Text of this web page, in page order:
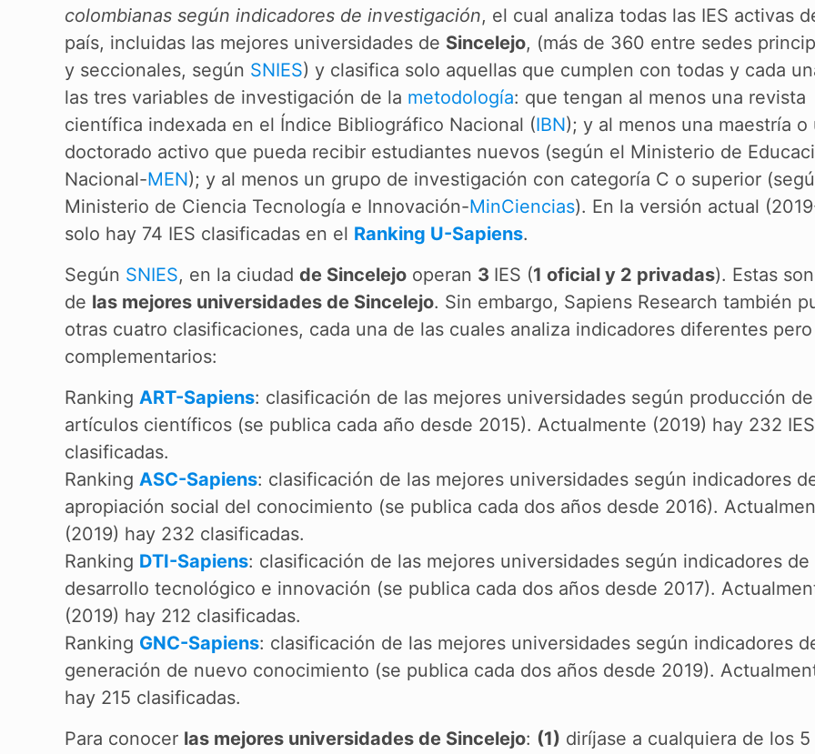
colombianas según indicadores de investigación, el cual analiza todas las IES activas
país, incluidas las mejores universidades de Sincelejo, (más de 360 entre sedes
y seccionales, según SNIES) y clasifica solo aquellas que cumplen con todas y cada
las tres variables de investigación de la metodología: que tengan al menos una revista
científica indexada en el Índice Bibliográfico Nacional (IBN); y al menos una maestría o
doctorado activo que pueda recibir estudiantes nuevos (según el Ministerio de
Nacional-MEN); y al menos un grupo de investigación con categoría C o superior
Ministerio de Ciencia Tecnología e Innovación-MinCiencias). En la versión actual
solo hay 74 IES clasificadas en el Ranking U-Sapiens.
Según SNIES, en la ciudad de Sincelejooperan 3 IES (1 oficial y 2 privadas). Estas
de las mejores universidades de Sincelejo. Sin embargo, Sapiens Research también
otras cuatro clasificaciones, cada una de las cuales analiza indicadores diferentes pero
complementarios:
Ranking ART-Sapiens: clasificación de las mejores universidades según producción de
artículos científicos (se publica cada año desde 2015). Actualmente (2019) hay 232 IES
clasificadas.
Ranking ASC-Sapiens: clasificación de las mejores universidades según indicadores
apropiación social del conocimiento (se publica cada dos años desde 2016).
(2019) hay 232 clasificadas.
Ranking DTI-Sapiens: clasificación de las mejores universidades según indicadores de
desarrollo tecnológico e innovación (se publica cada dos años desde 2017).
(2019) hay 212 clasificadas.
Ranking GNC-Sapiens: clasificación de las mejores universidades según indicadores
generación de nuevo conocimiento (se publica cada dos años desde 2019).
hay 215 clasificadas.
Para conocer las mejores universidades de Sincelejo: (1) diríjase a cualquiera de los 5